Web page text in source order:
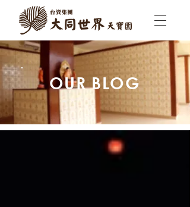
OUR BLOG